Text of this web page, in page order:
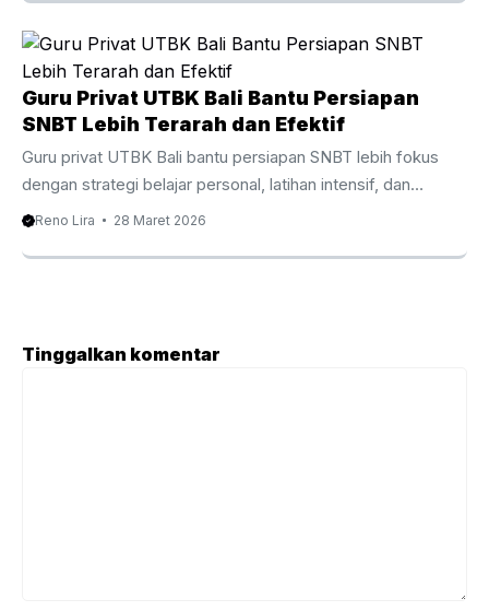
semakin ketat. Oleh karena itu, banyak siswa mulai mencari
bimbel UTBK Bali sebagai langkah strategis untuk
meningkatkan peluang lolos. Dengan pendekatan belajar
yang tepat, materi terarah, dan bimbingan tutor
berpengalaman, proses persiapan menjadi lebih efektif dan
terukur. Selain itu, mengikuti bimbingan belajar khusus
UTBK di Bali membantu siswa memahami pola ...
Guru Privat UTBK Bali Bantu Persiapan
SNBT Lebih Terarah dan Efektif
Guru privat UTBK Bali bantu persiapan SNBT lebih fokus
dengan strategi belajar personal, latihan intensif, dan
pendampingan berpengalaman. Persaingan masuk
karena itu banyak siswa mulai mencari guru privat UTBK
lebih cepat sekaligus meningkatkan kepercayaan diri
Reno Lira 28 Maret 2026
Tinggalkan komentar